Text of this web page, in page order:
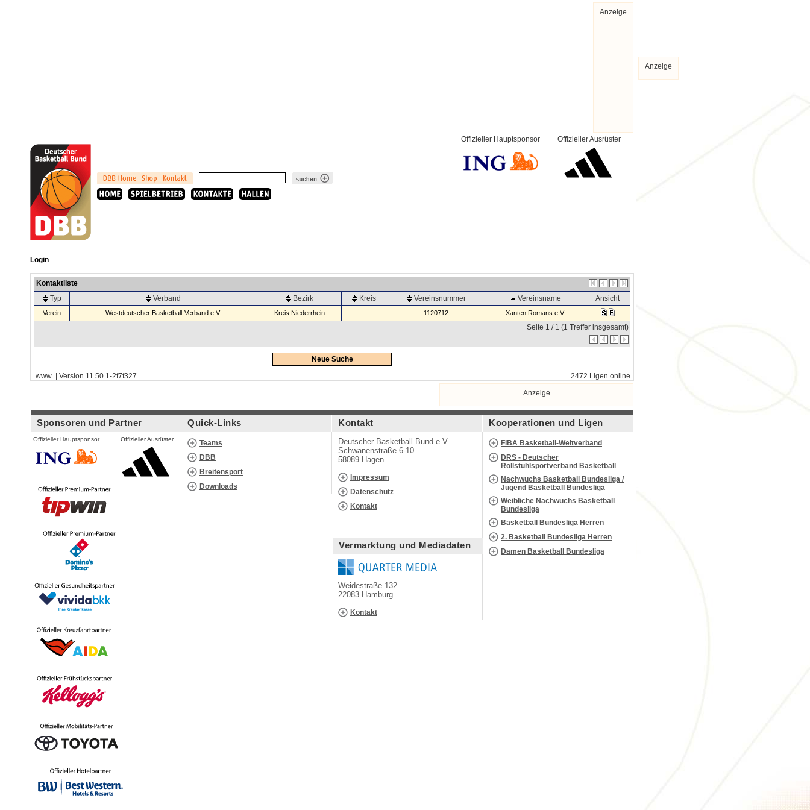
Anzeige
Offizieller Ausrüster
Offizieller Hauptsponsor
Login
Kontaktliste
Typ
Verband Bezirk Kreis Vereinsnummer Vereinsname Ansicht
Verein Westdeutscher Basketball-Verband e.V. Kreis Niederrhein 1120712 Xanten Romans e.V.
Seite 1 / 1 (1 Treffer insgesamt)
Neue Suche
www | Version 11.50.1-2f7f327
2472 Ligen online
Anzeige
Sponsoren und Partner
Offizieller Hauptsponsor Offizieller Ausrüster
Quick-Links
Teams
DBB
Breitensport
Downloads
Kontakt
Deutscher Basketball Bund e.V.
Schwanenstraße 6-10
58089 Hagen
Impressum
Datenschutz
Kontakt
Vermarktung und Mediadaten
Weidestraße 132
22083 Hamburg
Kontakt
Kooperationen und Ligen
FIBA Basketball-Weltverband
DRS - Deutscher
Rollstuhlsportverband Basketball
Nachwuchs Basketball Bundesliga /
Jugend Basketball Bundesliga
Weibliche Nachwuchs Basketball
Bundesliga
Basketball Bundesliga Herren
2. Basketball Bundesliga Herren
Damen Basketball Bundesliga
Anzeige